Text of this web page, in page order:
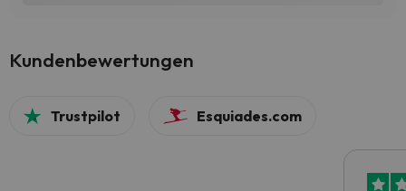
Kundenbewertungen
Trustpilot Esquiades.com